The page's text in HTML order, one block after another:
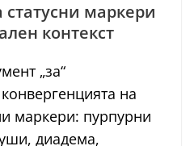
маркери
контекст
„за“
на
маркери: пурпурни
диадема,